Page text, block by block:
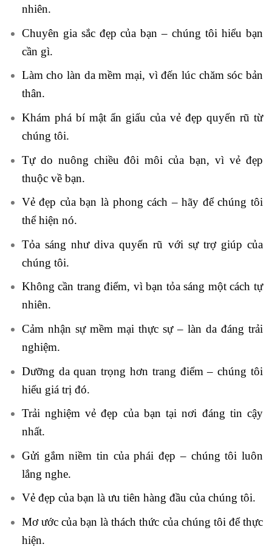
nhiên.
Chuyên gia sắc đẹp của bạn – chúng tôi hiểu bạn
cần gì.
Làm cho làn da mềm mại, vì đến lúc chăm sóc bản
thân.
Khám phá bí mật ẩn giấu của vẻ đẹp quyến rũ từ
chúng tôi.
Tự do nuông chiều đôi môi của bạn, vì vẻ đẹp
thuộc về bạn.
Vẻ đẹp của bạn là phong cách – hãy để chúng tôi
thể hiện nó.
Tỏa sáng như diva quyến rũ với sự trợ giúp của
chúng tôi.
Không cần trang điểm, vì bạn tỏa sáng một cách tự
nhiên.
Cảm nhận sự mềm mại thực sự – làn da đáng trải
nghiệm.
Dưỡng da quan trọng hơn trang điểm – chúng tôi
hiểu giá trị đó.
Trải nghiệm vẻ đẹp của bạn tại nơi đáng tin cậy
nhất.
Gửi gắm niềm tin của phái đẹp – chúng tôi luôn
lắng nghe.
Vẻ đẹp của bạn là ưu tiên hàng đầu của chúng tôi.
Mơ ước của bạn là thách thức của chúng tôi để thực
hiện.